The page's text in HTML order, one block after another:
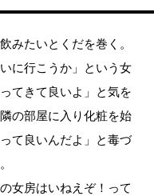
みたいとくだを巻く。
に行こうか」という女
てきて良いよ」と気を
の部屋に入り化粧を始
て良いんだよ」と毒づ
女房はいねえぞ！って